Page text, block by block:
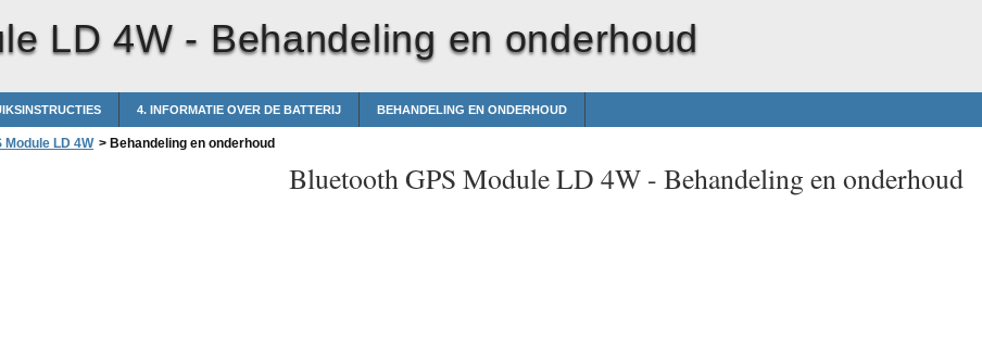
LD 4W - Behandeling en onderhoud
4. INFORMATIE OVER DE BATTERIJ BEHANDELING EN ONDERHOUD
Module LD 4W > Behandeling en onderhoud
Bluetooth GPS Module LD 4W - Behandeling en onderhoud